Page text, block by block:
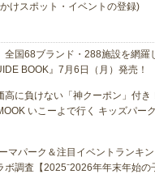
けスポット・イベントの登録)
全国68ブランド・288施設を網羅
BOOK』7月6日（月）発売！
高に負けない「神クーポン」付き
いこーよで行く キッズパー
マパーク＆注目イベントランキ
調査【2025⁻2026年年末年始